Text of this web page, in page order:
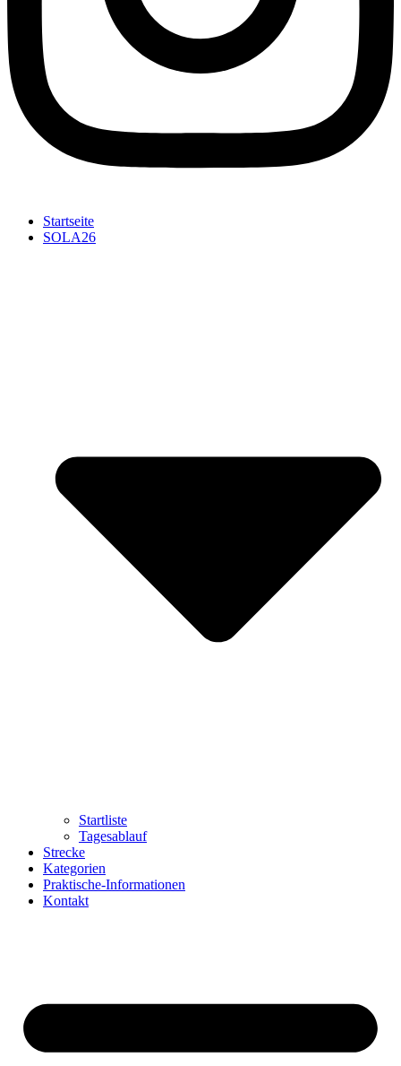
Startseite
SOLA26
Startliste
Tagesablauf
Strecke
Kategorien
Praktische-Informationen
Kontakt